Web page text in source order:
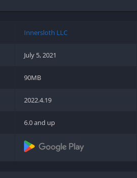
Innersloth LLC
July 5, 2021
90MB
2022.4.19
6.0 and up